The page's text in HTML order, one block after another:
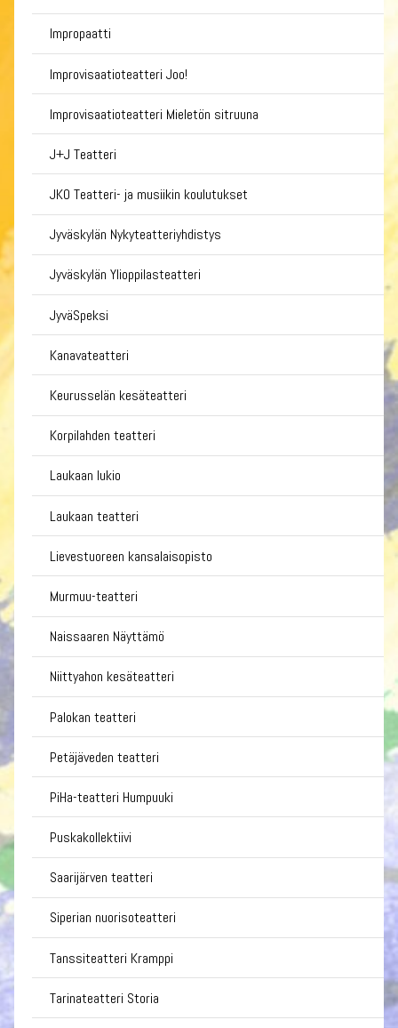
Impropaatti
Improvisaatioteatteri Joo!
Improvisaatioteatteri Mieletön sitruuna
J+J Teatteri
JKO Teatteri- ja musiikin koulutukset
Jyväskylän Nykyteatteriyhdistys
Jyväskylän Ylioppilasteatteri
JyväSpeksi
Kanavateatteri
Keurusselän kesäteatteri
Korpilahden teatteri
Laukaan lukio
Laukaan teatteri
Lievestuoreen kansalaisopisto
Murmuu-teatteri
Naissaaren Näyttämö
Niittyahon kesäteatteri
Palokan teatteri
Petäjäveden teatteri
PiHa-teatteri Humpuuki
Puskakollektiivi
Saarijärven teatteri
Siperian nuorisoteatteri
Tanssiteatteri Kramppi
Tarinateatteri Storia